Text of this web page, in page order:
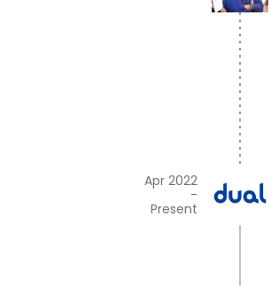
Apr 2022
-
Present